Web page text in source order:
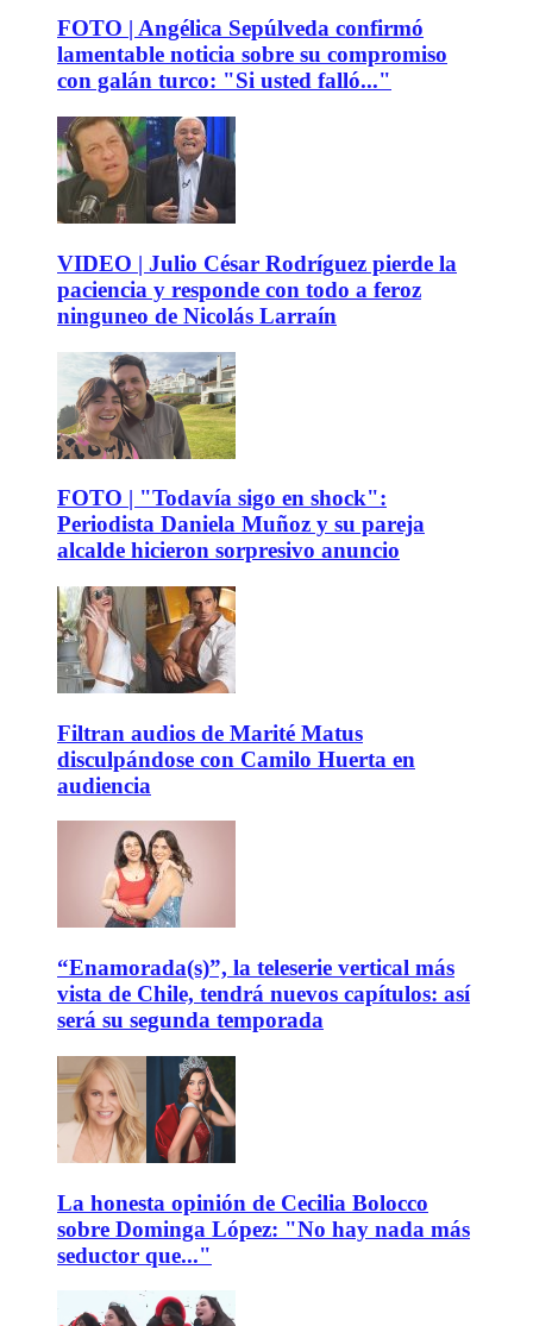
FOTO | Angélica Sepúlveda confirmó
lamentable noticia sobre su compromiso
con galán turco: "Si usted falló..."
VIDEO | Julio César Rodríguez pierde la
paciencia y responde con todo a feroz
ninguneo de Nicolás Larraín
FOTO | "Todavía sigo en shock":
Periodista Daniela Muñoz y su pareja
alcalde hicieron sorpresivo anuncio
Filtran audios de Marité Matus
disculpándose con Camilo Huerta en
audiencia
“Enamorada(s)”, la teleserie vertical más
vista de Chile, tendrá nuevos capítulos: así
será su segunda temporada
La honesta opinión de Cecilia Bolocco
sobre Dominga López: "No hay nada más
seductor que..."